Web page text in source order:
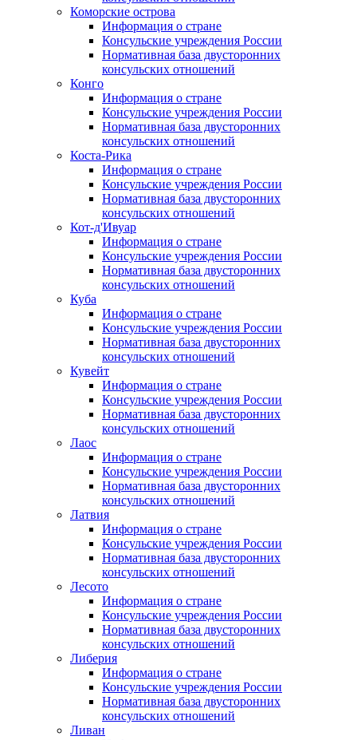
Коморские острова
Информация о стране
Консульские учреждения России
Нормативная база двусторонних
консульских отношений
Конго
Информация о стране
Консульские учреждения России
Нормативная база двусторонних
консульских отношений
Коста-Рика
Информация о стране
Консульские учреждения России
Нормативная база двусторонних
консульских отношений
Кот-д'Ивуар
Информация о стране
Консульские учреждения России
Нормативная база двусторонних
консульских отношений
Куба
Информация о стране
Консульские учреждения России
Нормативная база двусторонних
консульских отношений
Кувейт
Информация о стране
Консульские учреждения России
Нормативная база двусторонних
консульских отношений
Лаос
Информация о стране
Консульские учреждения России
Нормативная база двусторонних
консульских отношений
Латвия
Информация о стране
Консульские учреждения России
Нормативная база двусторонних
консульских отношений
Лесото
Информация о стране
Консульские учреждения России
Нормативная база двусторонних
консульских отношений
Либерия
Информация о стране
Консульские учреждения России
Нормативная база двусторонних
консульских отношений
Ливан